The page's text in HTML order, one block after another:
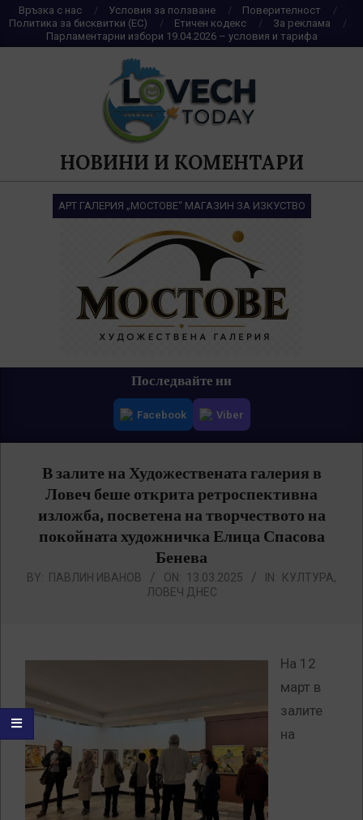
Skip
to
content
Връзка с нас Условия за ползване
Поверителност
Политика за бисквитки (ЕС)
Етичен кодекс
За реклама
Парламентарни избори 19.04.2026 – условия и тарифа
НОВИНИ И КОМЕНТАРИ
АРТ ГАЛЕРИЯ „МОСТОВЕ“ МАГАЗИН ЗА ИЗКУСТВО
Последвайте ни
Facebook Viber
В залите на Художествената галерия в
Ловеч беше открита ретроспективна
изложба, посветена на творчеството на
покойната художничка Елица Спасова
Бенева
BY: ПАВЛИН ИВАНОВ ON: 13.03.2025 IN: КУЛТУРА,
ЛОВЕЧ ДНЕС
На 12
март в
залите
на